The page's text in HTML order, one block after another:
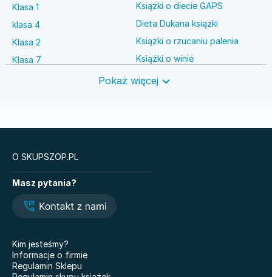
Klasa 1
klasa 4
Klasa 2
Klasa 7
Książki o diecie GAPS
Dieta Dukana książki
Książki o rzucaniu palenia
Książki o winie
Książki o anestezjologii
Książki
Legendy i Latte
Hazel Wood. Tom 1
Nauczyciele
Nie mówię żegnaj
Pokaż więcej
O SKUPSZOP.PL
Masz pytania?
Kim jesteśmy?
Informacje o firmie
Regulamin Sklepu